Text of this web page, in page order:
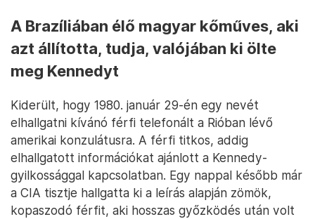
A Brazíliában élő magyar kőműves, aki
azt állította, tudja, valójában ki ölte
meg Kennedyt
Kiderült, hogy 1980. január 29-én egy nevét
elhallgatni kívánó férfi telefonált a Rióban lévő
amerikai konzulátusra. A férfi titkos, addig
elhallgatott információkat ajánlott a Kennedy-
gyilkossággal kapcsolatban. Egy nappal később már
a CIA tisztje hallgatta ki a leírás alapján zömök,
kopaszodó férfit, aki hosszas győzködés után volt